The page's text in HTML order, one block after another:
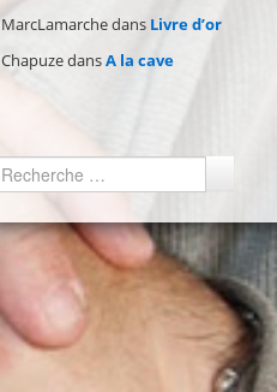
MarcLamarchedans Livre d’or
ChapuzedansA la cave